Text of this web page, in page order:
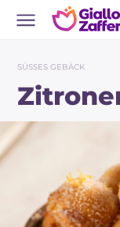
SÜSSES GEBÄCK